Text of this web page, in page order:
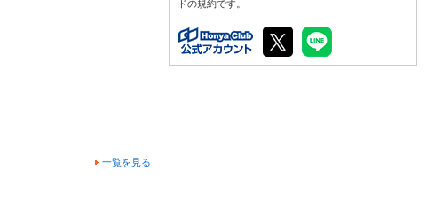
一覧を見る
ドの規約です。